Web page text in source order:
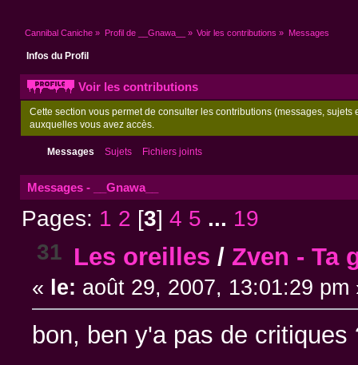
Cannibal Caniche » Profil de __Gnawa__ » Voir les contributions » Messages
Infos du Profil
Voir les contributions
Cette section vous permet de consulter les contributions (messages,
auxquelles vous avez accès.
Messages Sujets Fichiers joints
Messages - __Gnawa__
Pages: 1 2 [3]4 5 ... 19
31 Les oreilles / Zven - Ta
« le: août 29, 2007, 13:01:29 pm
bon, ben y'a pas de critiques